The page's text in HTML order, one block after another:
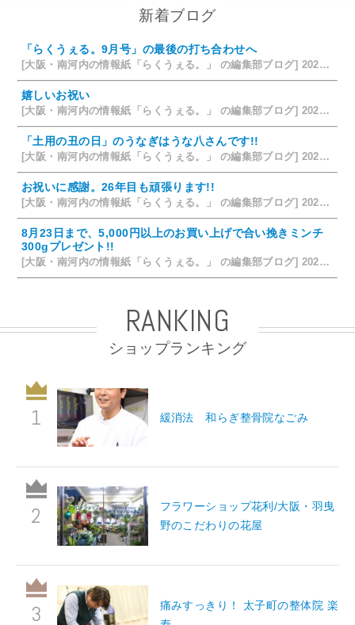
新着ブログ
「らくうぇる。9月号」の最後の打ち合わせへ
[大阪・南河内の情報紙「らくうぇる。」 の編集部ブログ] 2026/08/09 19:58
嬉しいお祝い
[大阪・南河内の情報紙「らくうぇる。」 の編集部ブログ] 2026/07/28 18:42
「土用の丑の日」のうなぎはうな八さんです!!
[大阪・南河内の情報紙「らくうぇる。」 の編集部ブログ] 2026/07/26 14:12
お祝いに感謝。26年目も頑張ります!!
[大阪・南河内の情報紙「らくうぇる。」 の編集部ブログ] 2026/07/25 15:35
8月23日まで、5,000円以上のお買い上げで合い挽きミンチ
300gプレゼント!!
[大阪・南河内の情報紙「らくうぇる。」 の編集部ブログ] 2026/07/24 15:31
RANKING
ショップランキング
緩消法 和らぎ整骨院なごみ
フラワーショップ花利/大阪・羽曳
野のこだわりの花屋
痛みすっきり！ 太子町の整体院 楽